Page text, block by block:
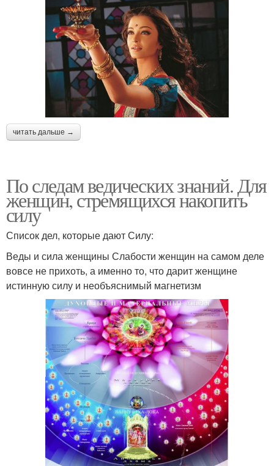
читать дальше →
По следам ведических знаний. Для
женщин, стремящихся накопить
силу
Список дел, которые дают Силу:
Веды и сила женщины Слабости женщин на самом деле
вовсе не прихоть, а именно то, что дарит женщине
истинную силу и необъяснимый магнетизм